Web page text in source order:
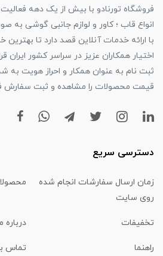
فروشگاه تورنادو با بیش از یک دهه
انواع قاب ؛ کاور و لوازم جانبی گوشی به
با ارائه خدمات آنلاین قصد دارد تا
اختیار همکاران عزیز در سراسر کشور ایران
قیمت محصولات را مشاهده و ثبت سفارش
دسترسی سریع
زمان ارسال سفارشات انجام شده
روی سایت
تخفیفات درباره
راهنما تماس